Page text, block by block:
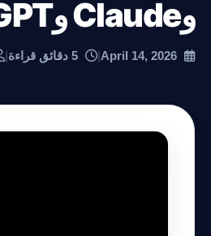
| 5 دقائق قراءة |